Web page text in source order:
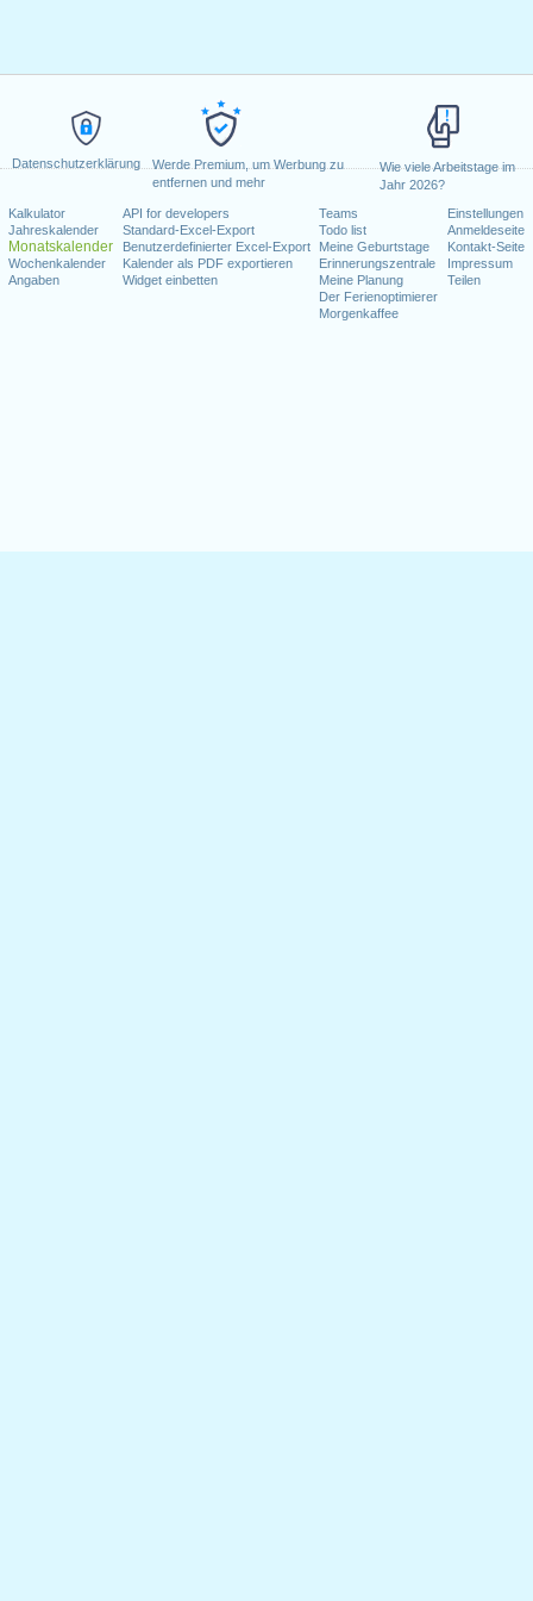
Datenschutzerklärung
Werde Premium, um Werbung zu
entfernen und mehr
Wie viele Arbeitstage im
Jahr 2026?
Kalkulator
Jahreskalender
Monatskalender
Wochenkalender
Angaben
API for developers
Standard-Excel-Export
Benutzerdefinierter Excel-Export
Kalender als PDF exportieren
Widget einbetten
Teams
Todo list
Meine Geburtstage
Erinnerungszentrale
Meine Planung
Der Ferienoptimierer
Morgenkaffee
Einstellungen
Anmeldeseite
Kontakt-Seite
Impressum
Teilen